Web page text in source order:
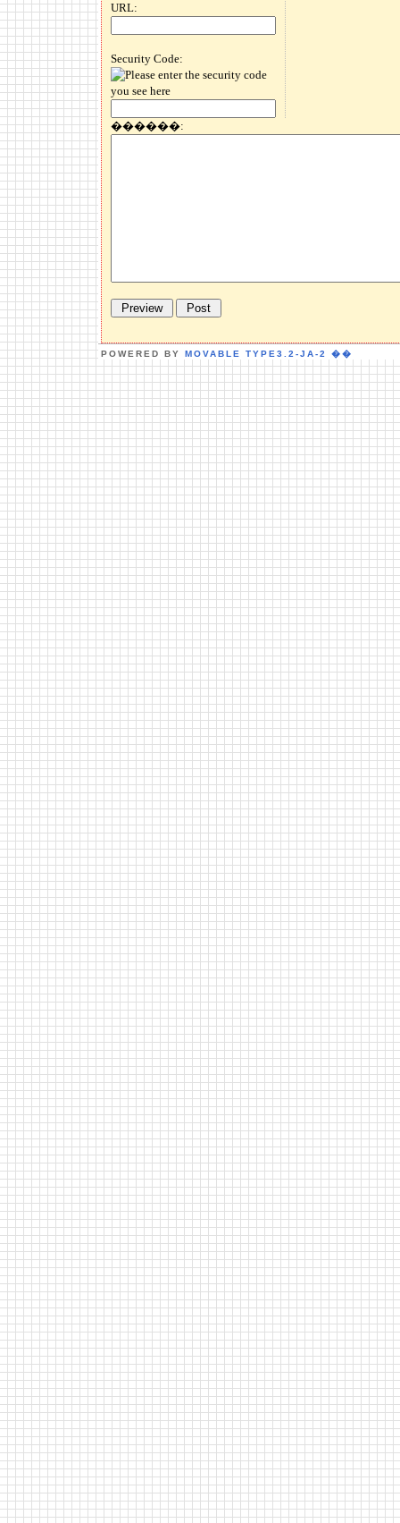
URL:
Security Code:
������:
POWERED BY MOVABLE TYPE3.2-JA-2 ��